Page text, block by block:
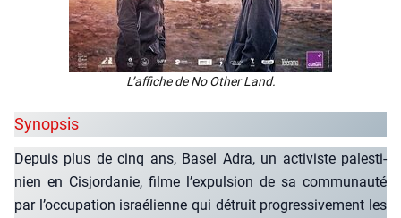
L’af­fiche deNo Other Land.
Synopsis
Depuis plus de cinq ans, Basel Adra, un acti­viste pales­ti­
nien en Cis­jor­da­nie, filme l’expulsion de sa com­mu­nau­té
par l’occupation israé­lienne qui détruit pro­gres­si­ve­ment les